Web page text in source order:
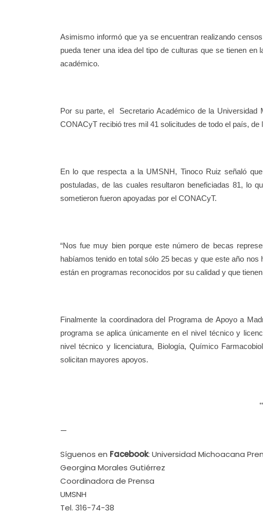
Asimismo informó que ya se encuentran realizando
pueda tener una idea del tipo de culturas que se tienen
académico.
Por su parte, el Secretario Académico de la Universidad
CONACyT recibió tres mil 41 solicitudes de todo el país,
En lo que respecta a la UMSNH, Tinoco Ruiz señaló
postuladas, de las cuales resultaron beneficiadas 81, lo
sometieron fueron apoyadas por el CONACyT.
“Nos fue muy bien porque este número de becas
habíamos tenido en total sólo 25 becas y que este año
están en programas reconocidos por su calidad y que
Finalmente la coordinadora del Programa de Apoyo a
programa se aplica únicamente en el nivel técnico y
nivel técnico y licenciatura, Biología, Químico
solicitan mayores apoyos.
—
Síguenos en Facebook: Universidad Michoacana
Georgina Morales Gutiérrez
Coordinadora de Prensa
UMSNH
Tel. 316-74-38